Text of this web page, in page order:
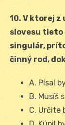
10. V ktorej
slovesu tieto
singulár,
činný rod,
A. Písal
B. Musíš
C. Určite